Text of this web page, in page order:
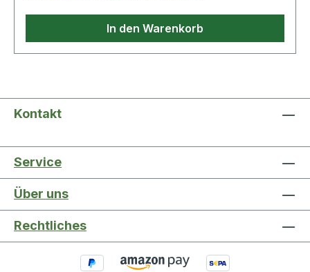
In den Warenkorb
Kontakt
Service
Über uns
Rechtliches